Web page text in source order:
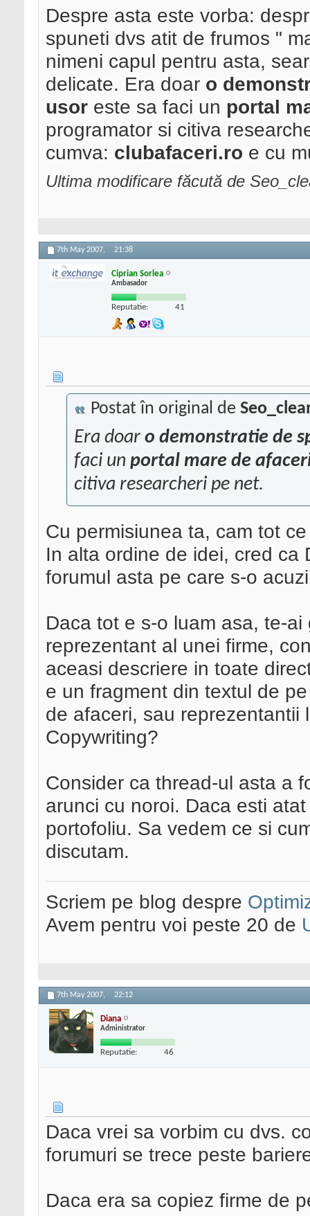
Despre asta este vorba:
spuneti dvs atit de frumos "
nimeni capul pentru asta,
delicate. Era doar o
usor este sa faci un portal
programator si citiva
cumva: clubafaceri.ro e cu
Ultima modificare făcută de
7th May 2007, 21:38
Ciprian Sorlea
Ambasador
Reputatie: 41
Postat în original de
Era doar o demonstratie de
faci un portal mare de
citiva researcheri pe net.
Cu permisiunea ta, cam tot
In alta ordine de idei, cred ca
forumul asta pe care s-o
Daca tot e s-o luam asa, te-
reprezentant al unei firme,
aceasi descriere in toate
e un fragment din textul de
de afaceri, sau
Copywriting?
Consider ca thread-ul asta a
arunci cu noroi. Daca esti
portofoliu. Sa vedem ce si
discutam.
Scriem pe blog despre
Avem pentru voi peste 20 de
7th May 2007, 22:12
Diana
Administrator
Reputatie: 46
Daca vrei sa vorbim cu dvs.
forumuri se trece peste
Daca era sa copiez firme de